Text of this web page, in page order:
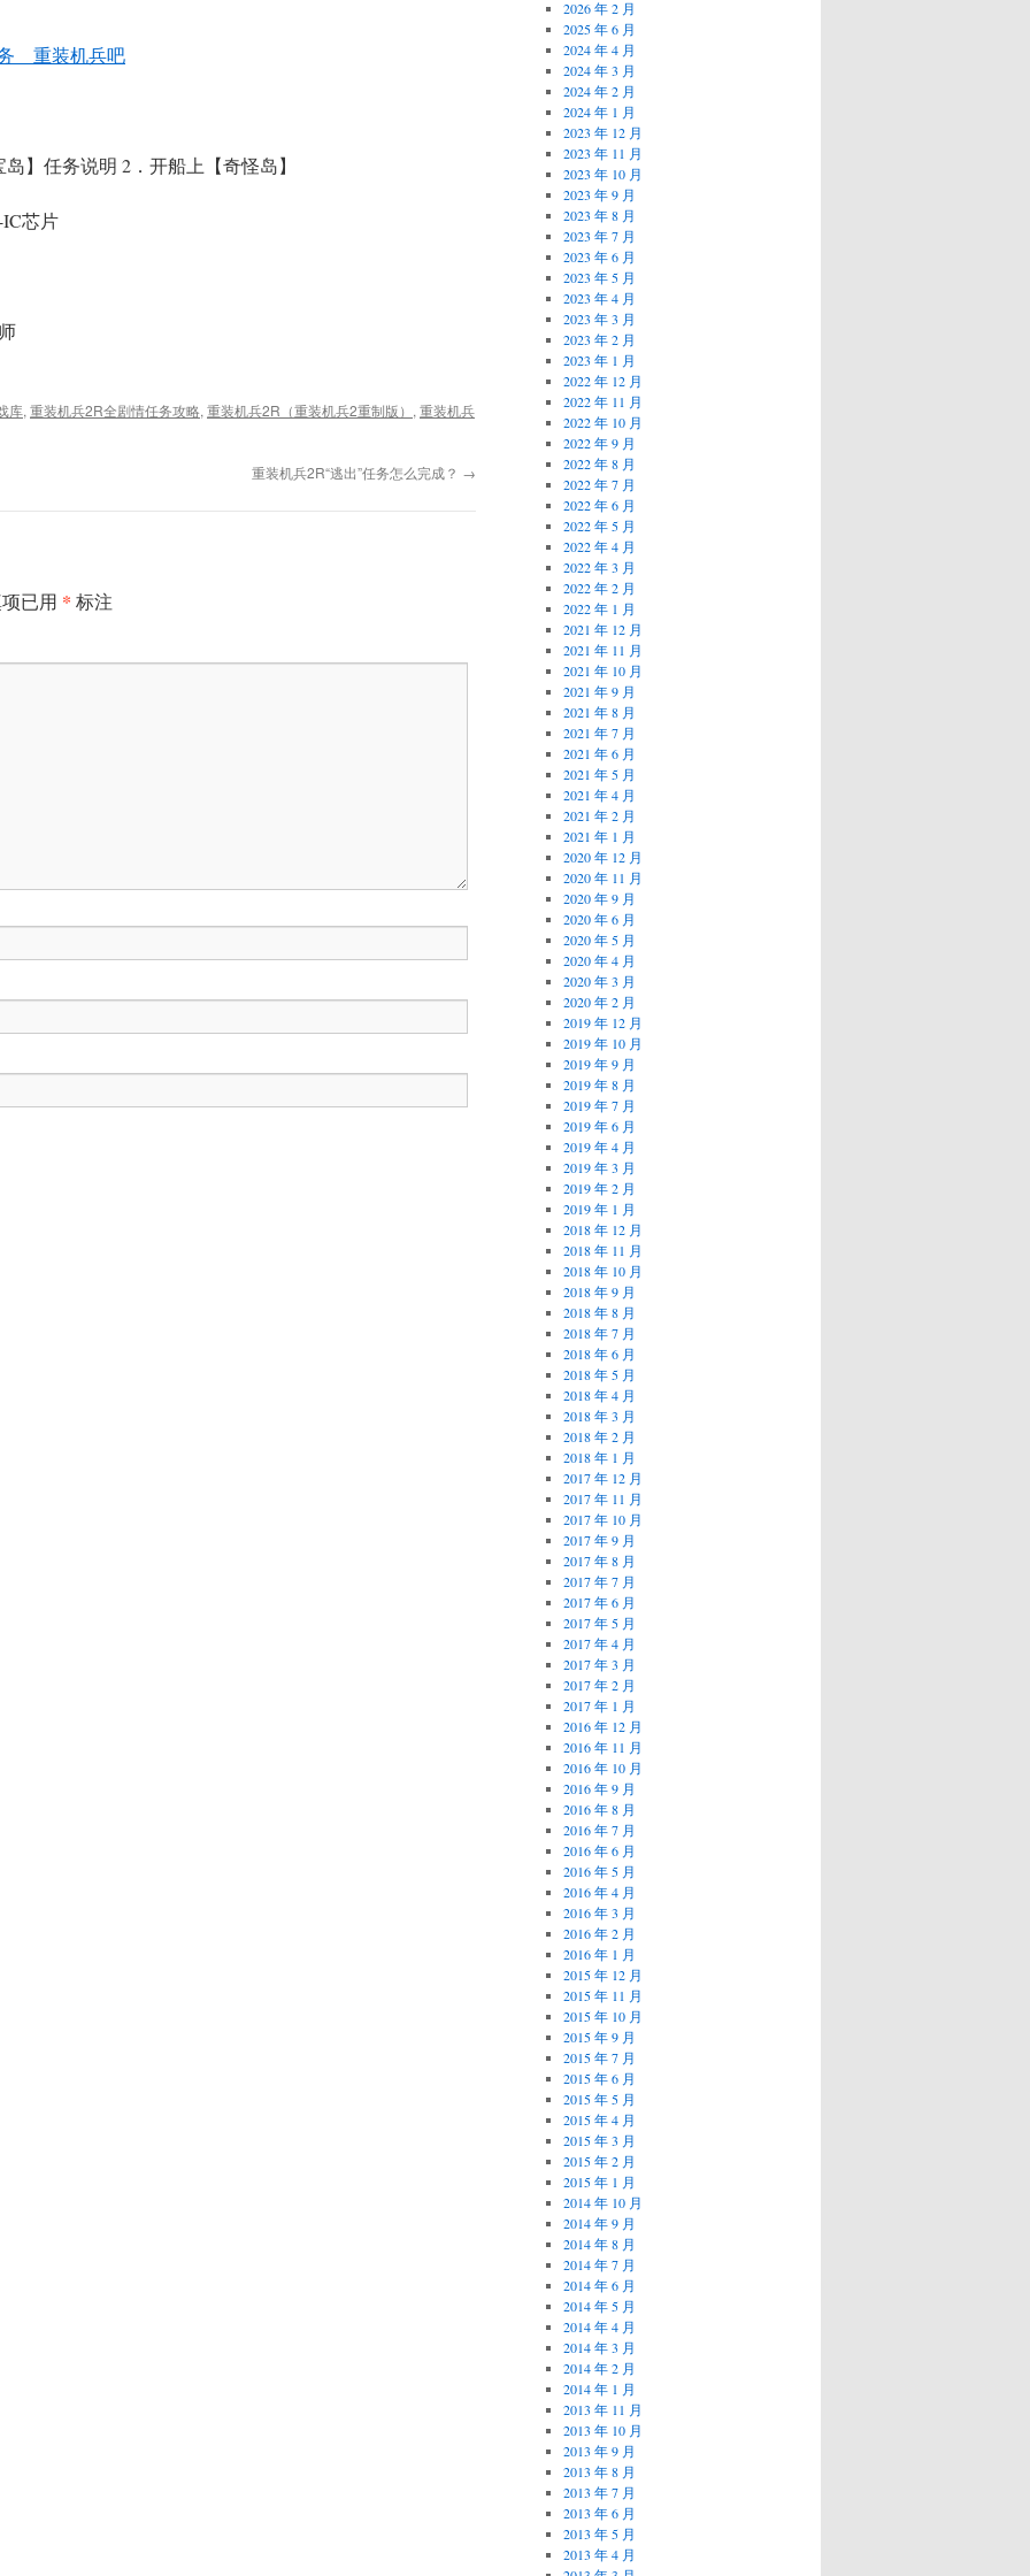
__重装机兵吧
】任务说明 2．开船上【奇怪岛】
芯片
库, 重装机兵2R全剧情任务攻略, 重装机兵2R（重装机兵2重制版） , 重装机兵
重装机兵2R“逃出”任务怎么完成？ →
已用 * 标注
2026 年 2 月
2025 年 6 月
2024 年 4 月
2024 年 3 月
2024 年 2 月
2024 年 1 月
2023 年 12 月
2023 年 11 月
2023 年 10 月
2023 年 9 月
2023 年 8 月
2023 年 7 月
2023 年 6 月
2023 年 5 月
2023 年 4 月
2023 年 3 月
2023 年 2 月
2023 年 1 月
2022 年 12 月
2022 年 11 月
2022 年 10 月
2022 年 9 月
2022 年 8 月
2022 年 7 月
2022 年 6 月
2022 年 5 月
2022 年 4 月
2022 年 3 月
2022 年 2 月
2022 年 1 月
2021 年 12 月
2021 年 11 月
2021 年 10 月
2021 年 9 月
2021 年 8 月
2021 年 7 月
2021 年 6 月
2021 年 5 月
2021 年 4 月
2021 年 2 月
2021 年 1 月
2020 年 12 月
2020 年 11 月
2020 年 9 月
2020 年 6 月
2020 年 5 月
2020 年 4 月
2020 年 3 月
2020 年 2 月
2019 年 12 月
2019 年 10 月
2019 年 9 月
2019 年 8 月
2019 年 7 月
2019 年 6 月
2019 年 4 月
2019 年 3 月
2019 年 2 月
2019 年 1 月
2018 年 12 月
2018 年 11 月
2018 年 10 月
2018 年 9 月
2018 年 8 月
2018 年 7 月
2018 年 6 月
2018 年 5 月
2018 年 4 月
2018 年 3 月
2018 年 2 月
2018 年 1 月
2017 年 12 月
2017 年 11 月
2017 年 10 月
2017 年 9 月
2017 年 8 月
2017 年 7 月
2017 年 6 月
2017 年 5 月
2017 年 4 月
2017 年 3 月
2017 年 2 月
2017 年 1 月
2016 年 12 月
2016 年 11 月
2016 年 10 月
2016 年 9 月
2016 年 8 月
2016 年 7 月
2016 年 6 月
2016 年 5 月
2016 年 4 月
2016 年 3 月
2016 年 2 月
2016 年 1 月
2015 年 12 月
2015 年 11 月
2015 年 10 月
2015 年 9 月
2015 年 7 月
2015 年 6 月
2015 年 5 月
2015 年 4 月
2015 年 3 月
2015 年 2 月
2015 年 1 月
2014 年 10 月
2014 年 9 月
2014 年 8 月
2014 年 7 月
2014 年 6 月
2014 年 5 月
2014 年 4 月
2014 年 3 月
2014 年 2 月
2014 年 1 月
2013 年 11 月
2013 年 10 月
2013 年 9 月
2013 年 8 月
2013 年 7 月
2013 年 6 月
2013 年 5 月
2013 年 4 月